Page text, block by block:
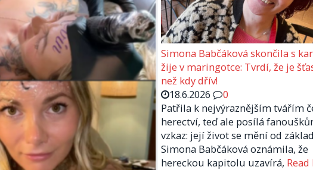
Simona Babčáková skončila s
žije v maringotce: Tvrdí, že je
než kdy dřív!
18.6.2026
0
Patřila k nejvýraznějším tvářím
herectví, teď ale posílá
vzkaz: její život se mění od
Simona Babčáková oznámila, že
hereckou kapitolu uzavírá,